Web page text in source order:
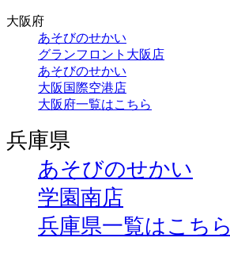
大阪府
あそびのせかい
グランフロント大阪店
あそびのせかい
大阪国際空港店
大阪府一覧はこちら
兵庫県
あそびのせかい
学園南店
兵庫県一覧はこちら